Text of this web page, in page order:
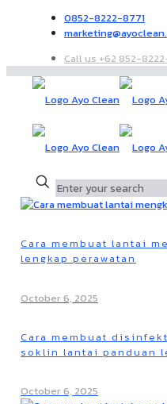
0852-8222-8771
Call us +62 852-
Cara membuat lantai
lengkap perawatan
October 6, 2025
Cara membuat
soklin lantai panduan
October 6, 2025